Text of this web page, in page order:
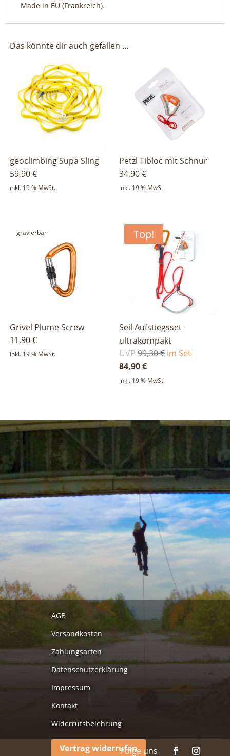
Made in EU (Frankreich).
Das könnte dir auch gefallen …
geoclimbing Supa Sling
59,90€
inkl. 19 % MwSt.
Petzl Tibloc mit Schnur
34,90€
inkl. 19 % MwSt.
gravierbar
Grivel Plume Screw
11,90€
inkl. 19 % MwSt.
Top!
Seil Aufstiegsset
ultrakompakt
UVP 99,30€ Ursprünglicher
im Set
84,90€Aktueller
Preis
inkl. 19 % MwSt.
AGB
Versandkosten
Zahlungsarten
Datenschutzerklärung
Impressum
Kontakt
Widerrufsbelehrung
Vertrag widerrufen